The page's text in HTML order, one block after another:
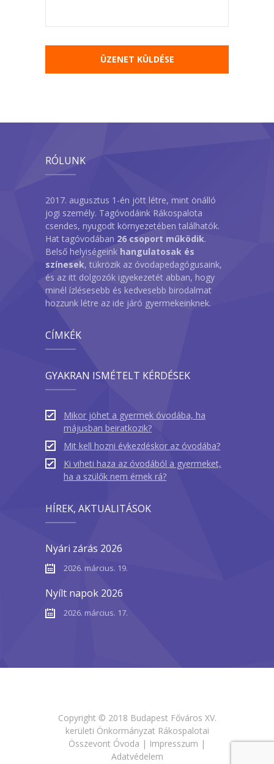
RÓLUNK
2017. augusztus 1-én jött létre, mint önálló
jogi személy. Tagóvodáink Rákospalota
csendes, nyugodt környezetében találhatók.
Hat tagóvodában 26 csoport működik.
Belső helyiségeink hangulatosak és
színesek, tükrözik az óvodapedagógusaink,
és az itt dolgozók igyekezetét abban, hogy
minél ízlésesebb és kedvesebb birodalmat
hozzunk létre az ide járó gyermekeinknek.
CÍMKÉK
GYAKRAN ISMÉTELT KÉRDÉSEK
Mikor jöhet a gyermek óvodába, ha
májusban beiratkozik?
Mit kell hozni évkezdéskor az óvodába?
Ki viheti haza az óvodából a gyermeket,
ha a szülők nem érnek rá?
HÍREK, AKTUALITÁSOK
Nyári zárás 2026
2026. március. 19.
Nyílt napok 2026
2026. március. 17.
Copyright © 2018 Budapest Főváros XV.
kerületi Önkormányzat Rákospalotai
Összevont Óvoda | Impresszum |
Adatvédelem